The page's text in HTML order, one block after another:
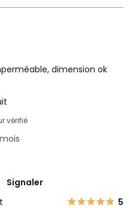
dimension ok
vérifié
Signaler
5